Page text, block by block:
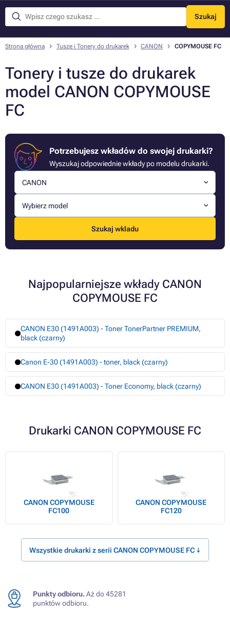
Szukaj
Menu
Strona główna Tusze i Tonery do drukarek CANON COPYMOUSE FC
Tonery i tusze do drukarek
model CANON COPYMOUSE
FC
Potrzebujesz wkładów do swojej drukarki?
Wyszukaj odpowiednie wkłady po modelu drukarki.
CANON
Wybierz model
Szukaj wkladu
Najpopularniejsze wkłady CANON
COPYMOUSE FC
CANON E30 (1491A003) - Toner TonerPartner PREMIUM,
black (czarny)
Canon E-30 (1491A003) - toner, black (czarny)
CANON E30 (1491A003) - Toner Economy, black (czarny)
Drukarki CANON COPYMOUSE FC
CANON COPYMOUSE
FC100
CANON COPYMOUSE
FC120
Wszystkie drukarki z serii CANON COPYMOUSE FC ↓
Punkty odbioru.Aż do 45281
punktów odbioru.